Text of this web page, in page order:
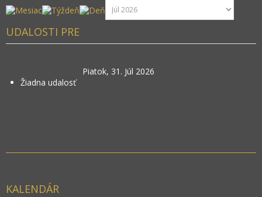
UDALOSTI PRE
Piatok, 31. Júl 2026
Žiadna udalosť
KALENDÁR